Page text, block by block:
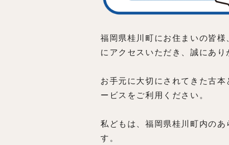
福岡県桂川町にお住まいの皆
にアクセスいただき、誠にあり
お手元に大切にされてきた古
ービスをご利用ください。
私どもは、福岡県桂川町内の
す。